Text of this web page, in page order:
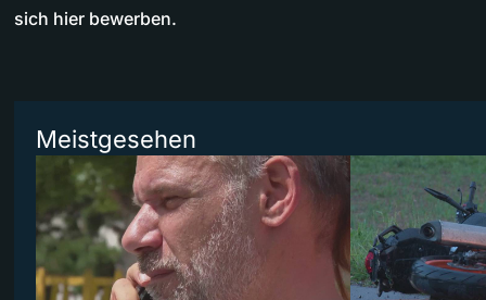
sich hier bewerben.
Meistgesehen